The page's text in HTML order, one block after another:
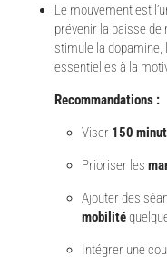
Le mouvement est
prévenir la baisse de
stimule la dopamine,
essentielles à la
Recommandations :
Viser 150
Prioriser les
Ajouter des
mobilité
Intégrer une